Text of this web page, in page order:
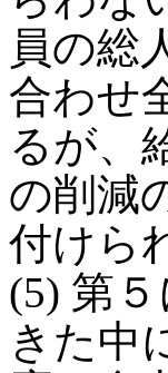
員の総
合わせ
るが、
の削減
付けら
(5) 第
きた中